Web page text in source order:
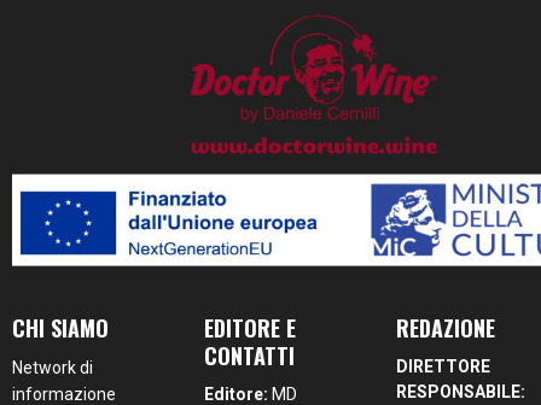
CHI SIAMO
Network di
informazione
EDITORE E
CONTATTI
Editore: MD
REDAZIONE
DIRETTORE
RESPONSABILE: